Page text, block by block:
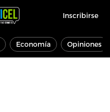
Inscribirse
Economía Opiniones